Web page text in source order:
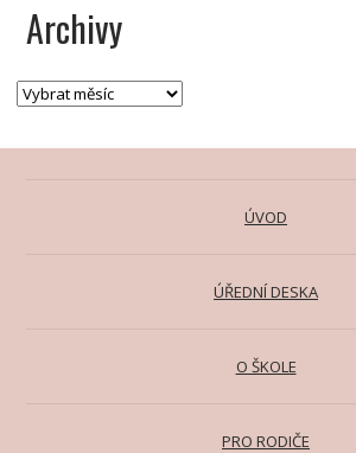
Archivy
ÚVOD
ÚŘEDNÍ DESKA
O ŠKOLE
PRO RODIČE